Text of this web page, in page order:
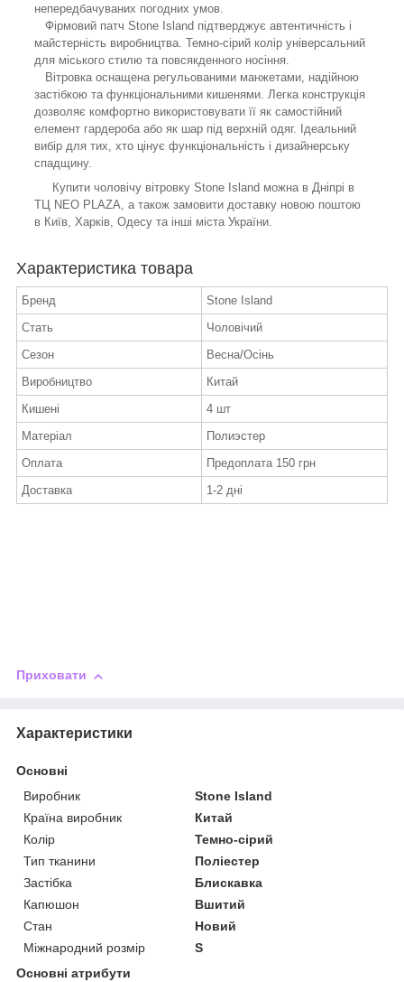
непередбачуваних погодних умов.
Фірмовий патч Stone Island підтверджує автентичність і
майстерність виробництва. Темно-сірий колір універсальний
для міського стилю та повсякденного носіння.
Вітровка оснащена регульованими манжетами, надійною
застібкою та функціональними кишенями. Легка конструкція
дозволяє комфортно використовувати її як самостійний
елемент гардероба або як шар під верхній одяг. Ідеальний
вибір для тих, хто цінує функціональність і дизайнерську
спадщину.
Купити чоловічу вітровку Stone Island можна в Дніпрі в
ТЦ NEO PLAZA, а також замовити доставку новою поштою
в Київ, Харків, Одесу та інші міста України.
Характеристика товара
Бренд
Stone Island
Стать
Чоловічий
Сезон
Весна/Осінь
Виробництво
Китай
Кишені
4 шт
Матеріал
Полиэстер
Оплата
Предоплата 150 грн
Доставка
1-2 дні
Приховати
Характеристики
Основні
Виробник
Stone Island
Країна виробник
Китай
Колір
Темно-сірий
Тип тканини
Поліестер
Застібка
Блискавка
Капюшон
Вшитий
Стан
Новий
Міжнародний розмір
S
Основні атрибути